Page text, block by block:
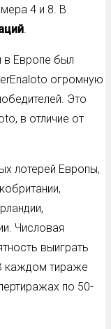
4 и 8. В
.
Европе был
огромную
Это
в отличие от
лотерей Европы,
Числовая
выиграть
каждом тираже
по 50-